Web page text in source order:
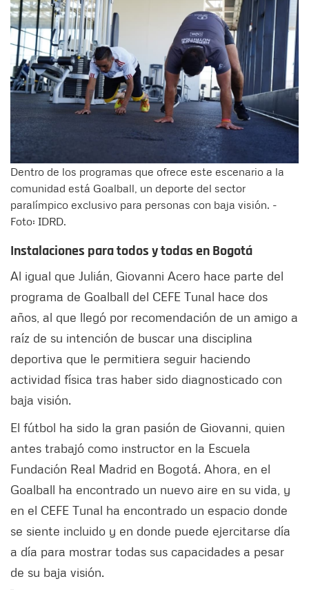
Dentro de los programas que ofrece este escenario a la
comunidad está Goalball, un deporte del sector
paralímpico exclusivo para personas con baja visión. -
Foto: IDRD.
Instalaciones para todos y todas en Bogotá
Al igual que Julián, Giovanni Acero hace parte del
programa de Goalball del CEFE Tunal hace dos
años, al que llegó por recomendación de un amigo a
raíz de su intención de buscar una disciplina
deportiva que le permitiera seguir haciendo
actividad física tras haber sido diagnosticado con
baja visión.
El fútbol ha sido la gran pasión de Giovanni, quien
antes trabajó como instructor en la Escuela
Fundación Real Madrid en Bogotá. Ahora, en el
Goalball ha encontrado un nuevo aire en su vida, y
en el CEFE Tunal ha encontrado un espacio donde
se siente incluido y en donde puede ejercitarse día
a día para mostrar todas sus capacidades a pesar
de su baja visión.